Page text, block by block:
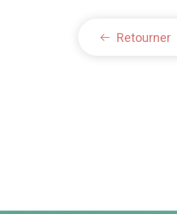
Retourner